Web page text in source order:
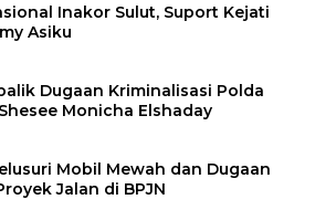
Inakor Sulut, Suport Kejati
Asiku
Dugaan Kriminalisasi Polda
Monicha Elshaday
Mobil Mewah dan Dugaan
Jalan di BPJN